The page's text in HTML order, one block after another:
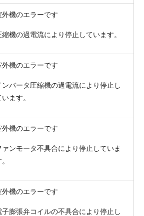
外機のエラーです
縮機の過電流により停止しています。
外機のエラーです
ンバータ圧縮機の過電流により停止し
います。
外機のエラーです
ァンモータ不具合により停止していま
外機のエラーです
子膨張弁コイルの不具合により停止し
お電話
送信する